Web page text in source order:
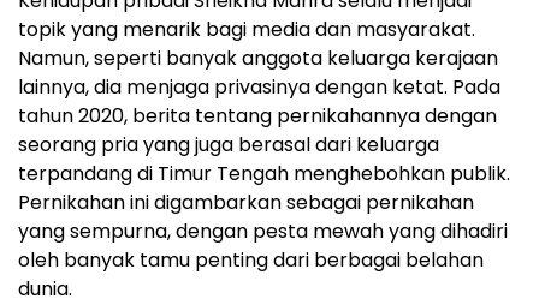
topik yang menarik bagi media dan masyarakat.
Namun, seperti banyak anggota keluarga kerajaan
lainnya, dia menjaga privasinya dengan ketat. Pada
tahun 2020, berita tentang pernikahannya dengan
seorang pria yang juga berasal dari keluarga
terpandang di Timur Tengah menghebohkan publik.
Pernikahan ini digambarkan sebagai pernikahan
yang sempurna, dengan pesta mewah yang dihadiri
oleh banyak tamu penting dari berbagai belahan
dunia.